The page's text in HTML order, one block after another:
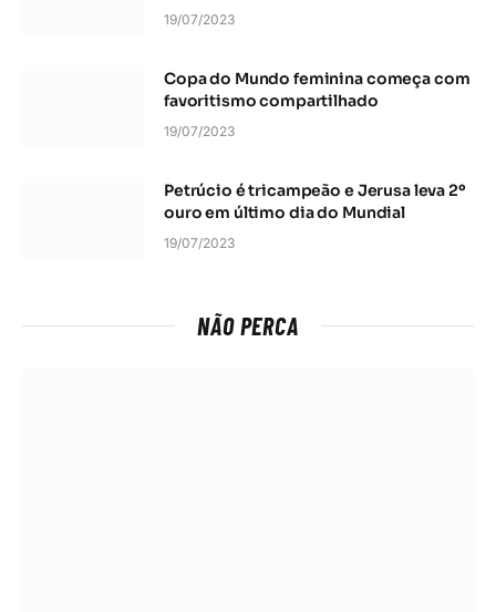
19/07/2023
Copa do Mundo feminina começa com
favoritismo compartilhado
19/07/2023
Petrúcio é tricampeão e Jerusa leva 2º
ouro em último dia do Mundial
19/07/2023
NÃO PERCA